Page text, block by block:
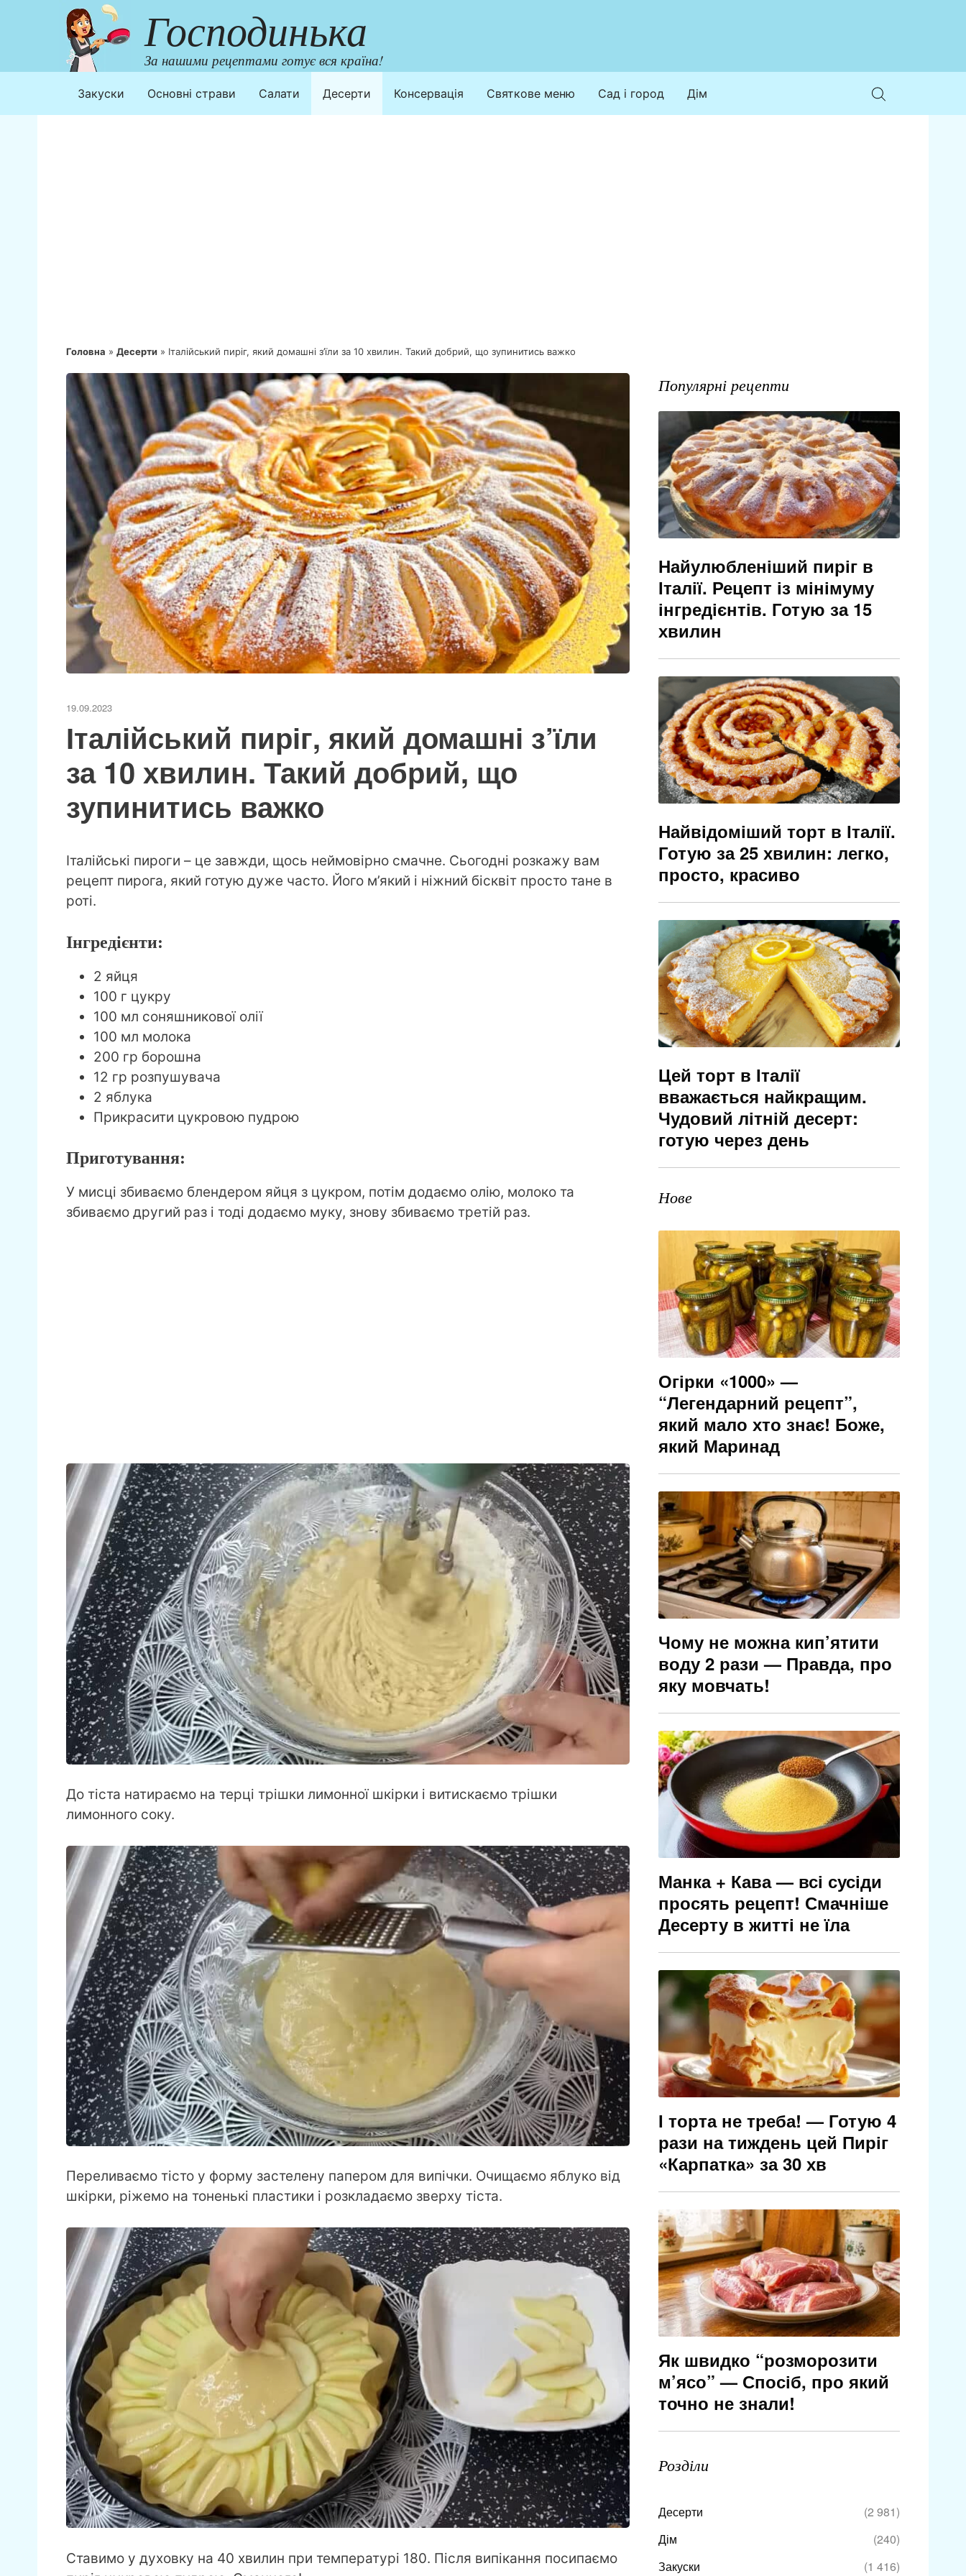
Господинька
За нашими рецептами готує вся країна!
Закуски Основні страви Салати Десерти Консервація Святкове меню Сад і город Дім
Головна » Десерти » Італійський пиріг, який домашні з’їли за 10 хвилин. Такий добрий, що зупинитись важко
19.09.2023
Італійський пиріг, який домашні з’їли
за 10 хвилин. Такий добрий, що
зупинитись важко
Італійські пироги – це завжди, щось неймовірно смачне. Сьогодні розкажу вам
рецепт пирога, який готую дуже часто. Його м’який і ніжний бісквіт просто тане в
роті.
Інгредієнти:
2 яйця
100 г цукру
100 мл соняшникової олії
100 мл молока
200 гр борошна
12 гр розпушувача
2 яблука
Прикрасити цукровою пудрою
Приготування:
У мисці збиваємо блендером яйця з цукром, потім додаємо олію, молоко та
збиваємо другий раз і тоді додаємо муку, знову збиваємо третій раз.
До тіста натираємо на терці трішки лимонної шкірки і витискаємо трішки
лимонного соку.
Переливаємо тісто у форму застелену папером для випічки. Очищаємо яблуко від
шкірки, ріжемо на тоненькі пластики і розкладаємо зверху тіста.
Ставимо у духовку на 40 хвилин при температурі 180. Після випікання посипаємо
Популярні рецепти
Найулюбленіший пиріг в
Італії. Рецепт із мінімуму
інгредієнтів. Готую за 15
хвилин
Найвідоміший торт в Італії.
Готую за 25 хвилин: легко,
просто, красиво
Цей торт в Італії
вважається найкращим.
Чудовий літній десерт:
готую через день
Нове
Огірки «1000» —
“Легендарний рецепт”,
який мало хто знає! Боже,
який Маринад
Чому не можна кип’ятити
воду 2 рази — Правда, про
яку мовчать!
Манка + Кава — всі сусіди
просять рецепт! Смачніше
Десерту в житті не їла
І торта не треба! — Готую 4
рази на тиждень цей Пиріг
«Карпатка» за 30 хв
Як швидко “розморозити
м’ясо” — Спосіб, про який
точно не знали!
Розділи
Десерти
(2 981)
Дім
(240)
Закуски
(1 416)